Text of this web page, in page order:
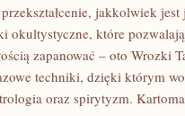
jakkolwiek
okultystyczne, które
zapanować – oto Wrozki
techniki, dzięki którym
oraz spirytyzm.